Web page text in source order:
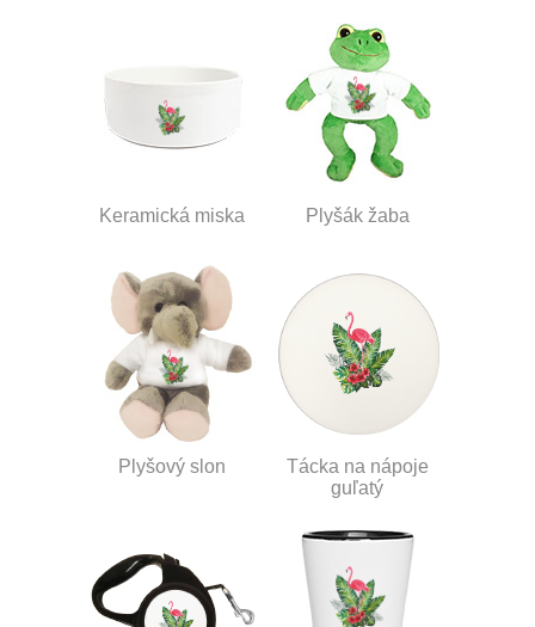
Keramická miska Plyšák žaba
Plyšový slon
Tácka na nápoje
guľatý